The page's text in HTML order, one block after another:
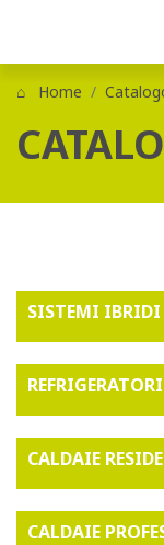
Home
SISTEMI IBRIDI
CALDAIE
CALDAIE